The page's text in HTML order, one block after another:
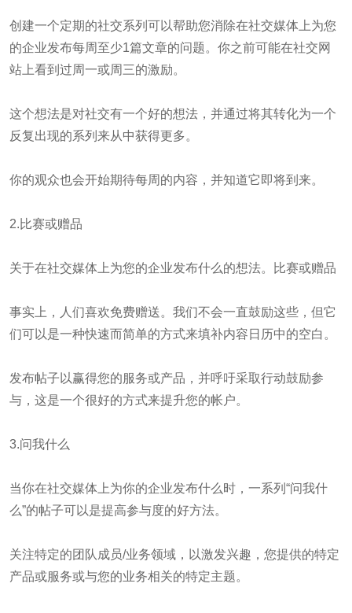
创建一个定期的社交系列可以帮助您消除在社交媒体上为您
的企业发布每周至少1篇文章的问题。你之前可能在社交网
站上看到过周一或周三的激励。
这个想法是对社交有一个好的想法，并通过将其转化为一个
反复出现的系列来从中获得更多。
你的观众也会开始期待每周的内容，并知道它即将到来。
2.比赛或赠品
关于在社交媒体上为您的企业发布什么的想法。比赛或赠品
事实上，人们喜欢免费赠送。我们不会一直鼓励这些，但它
们可以是一种快速而简单的方式来填补内容日历中的空白。
发布帖子以赢得您的服务或产品，并呼吁采取行动鼓励参
与，这是一个很好的方式来提升您的帐户。
3.问我什么
当你在社交媒体上为你的企业发布什么时，一系列“问我什
么”的帖子可以是提高参与度的好方法。
关注特定的团队成员/业务领域，以激发兴趣，您提供的特定
产品或服务或与您的业务相关的特定主题。